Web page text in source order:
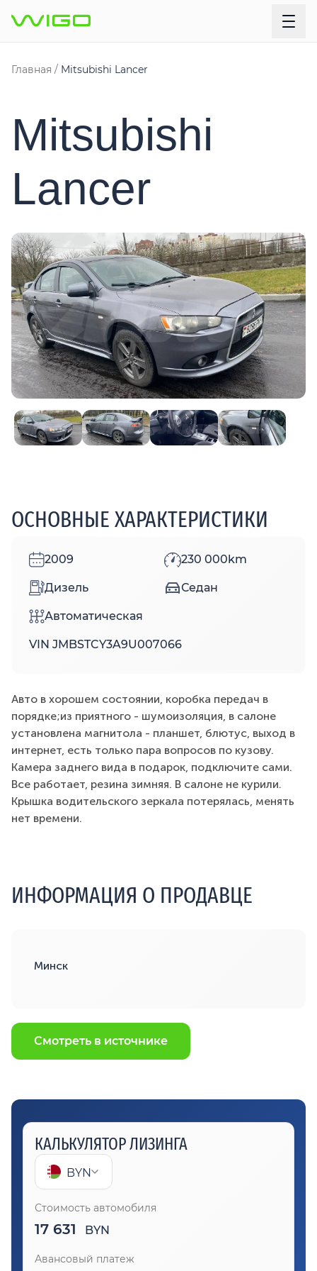
Главная Mitsubishi Lancer
Mitsubishi
Lancer
ОСНОВНЫЕ ХАРАКТЕРИСТИКИ
2009 230 000km
Дизель Седан
Автоматическая
VIN JMBSTCY3A9U007066
Авто в хорошем состоянии, коробка передач в
порядке;из приятного - шумоизоляция, в салоне
установлена магнитола - планшет, блютус, выход в
интернет, есть только пара вопросов по кузову.
Камера заднего вида в подарок, подключите сами.
Все работает, резина зимняя. В салоне не курили.
Крышка водительского зеркала потерялась, менять
нет времени.
ИНФОРМАЦИЯ О ПРОДАВЦЕ
Минск
Смотреть в источнике
КАЛЬКУЛЯТОР ЛИЗИНГА
BYN
Стоимость автомобиля
17 631 BYN
Авансовый платеж